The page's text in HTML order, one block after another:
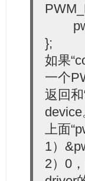
};
如果
一个
返回
device
上面
1）
2）0